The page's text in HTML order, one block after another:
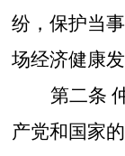
纷，保护当
场经济健康
第二条
产党和国家